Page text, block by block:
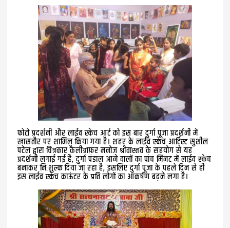
फोटो प्रदर्शनी और लाईव स्केच आर्ट को इस बार दुर्गा पूजा प्रदर्शनी में
ख़ासतौर पर शामिल किया गया है। शहर के लाईव स्केच आर्टिस्ट सुशील
पटेल द्वारा चित्रकार कैलीग्राफ़र मनोज श्रीवास्तव के सहयोग से यह
प्रदर्शनी लगाई गई है, दुर्गा पंडाल आने वालों का पांच मिनट में लाईव स्केच
बनाकर निःशुल्क दिया जा रहा है, इसलिए दुर्गा पूजा के पहले दिन से ही
इस लाईव स्केच काऊंटर के प्रति लोगों का आकर्षण बढ़ने लगा है।